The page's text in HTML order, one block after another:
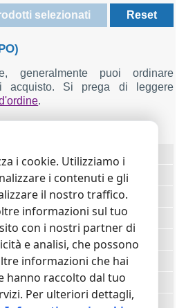
generalmente puoi ordinare
acquisto. Si prega di leggere
.
sono inclusi?
di prova?
sono accettati?
licenza?
i cookie. Utilizziamo i
i contenuti e gli
il nostro traffico.
informazioni sul tuo
con i nostri partner di
e analisi, che possono
informazioni che hai
hanno raccolto dal tuo
Per ulteriori dettagli,